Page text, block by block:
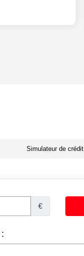
Simulateur de crédit